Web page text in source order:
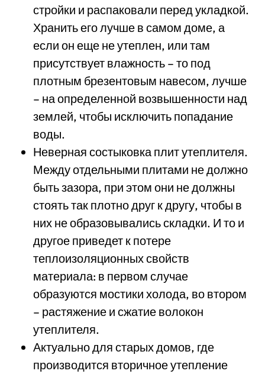
стройки и распаковали перед укладкой.
Хранить его лучше в самом доме, а
если он еще не утеплен, или там
присутствует влажность – то под
плотным брезентовым навесом, лучше
– на определенной возвышенности над
землей, чтобы исключить попадание
воды.
Неверная состыковка плит утеплителя.
Между отдельными плитами не должно
быть зазора, при этом они не должны
стоять так плотно друг к другу, чтобы в
них не образовывались складки. И то и
другое приведет к потере
теплоизоляционных свойств
материала: в первом случае
образуются мостики холода, во втором
– растяжение и сжатие волокон
утеплителя.
Актуально для старых домов, где
производится вторичное утепление